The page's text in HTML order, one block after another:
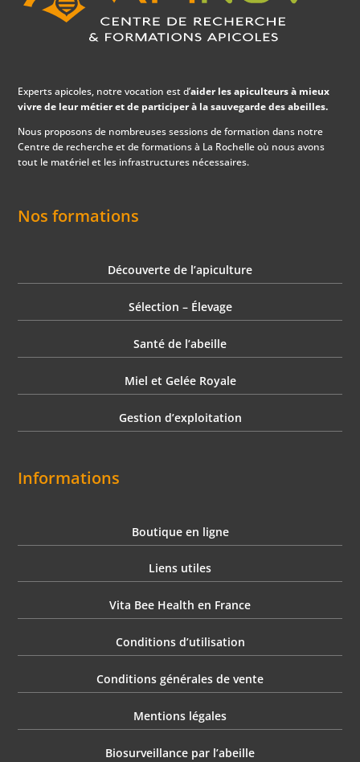
Experts apicoles, notre vocation est d’aider les apiculteurs à mieux
vivre de leur métier et de participer à la sauvegarde des abeilles.
Nous proposons de nombreuses sessions de formation dans notre
Centre de recherche et de formations à La Rochelle où nous avons
tout le matériel et les infrastructures nécessaires.
Nos formations
Découverte de l’apiculture
Sélection – Élevage
Santé de l’abeille
Miel et Gelée Royale
Gestion d’exploitation
Informations
Boutique en ligne
Liens utiles
Vita Bee Health en France
Conditions d’utilisation
Conditions générales de vente
Mentions légales
Biosurveillance par l’abeille